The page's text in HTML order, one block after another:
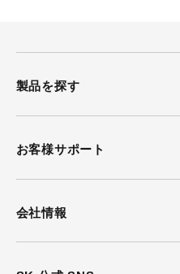
会社情報
お客様サポート
製品を探す